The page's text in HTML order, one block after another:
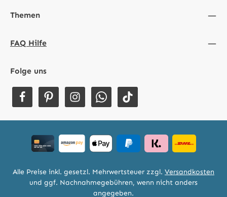
Themen
FAQ Hilfe
Folge uns
Alle Preise inkl. gesetzl. Mehrwertsteuer zzgl. Versandkosten
und ggf. Nachnahmegebühren, wenn nicht anders
angegeben.